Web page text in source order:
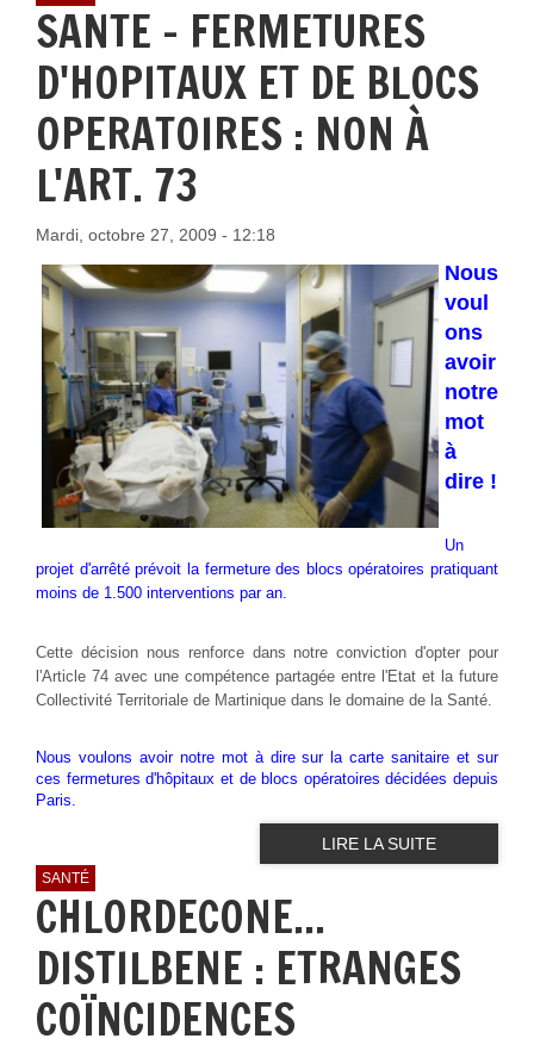
SANTE - FERMETURES
D'HOPITAUX ET DE BLOCS
OPERATOIRES : NON À
L'ART. 73
Mardi, octobre 27, 2009 - 12:18
Nous
voul
ons
avoir
notre
mot
à
dire !
Un
projet d'arrêté prévoit la fermeture des blocs opératoires pratiquant
moins de 1.500 interventions par an.
Cette décision nous renforce dans notre conviction d'opter pour
l'Article 74 avec une compétence partagée entre l'Etat et la future
Collectivité Territoriale de Martinique dans le domaine de la Santé.
Nous voulons avoir notre mot à dire sur la carte sanitaire et sur
ces fermetures d'hôpitaux et de blocs opératoires décidées depuis
Paris.
LIRE LA SUITE
SANTÉ
CHLORDECONE...
DISTILBENE : ETRANGES
COÏNCIDENCES